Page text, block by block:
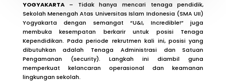
YOGYAKARTA– Tidak hanya mencari tenaga pendidik,
Sekolah Menengah Atas Universitas Islam Indonesia (SMA UII)
Yogyakarta dengan semangat “U&I, Incredible!” juga
membuka kesempatan berkarir untuk posisi Tenaga
Kependidikan. Pada periode rekrutmen kali ini, posisi yang
dibutuhkan adalah Tenaga Administrasi dan Satuan
Pengamanan (security). Langkah ini diambil guna
memperkuat kelancaran operasional dan keamanan
lingkungan sekolah.